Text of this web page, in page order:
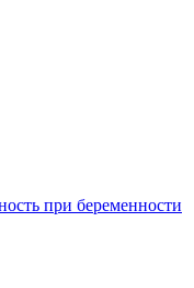
при беременности